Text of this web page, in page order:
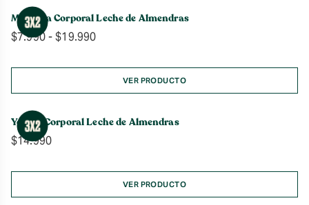
$20.990
Manteca Corporal Leche de Almendras
$7.990- $19.990Rango
precios:
desde
$7.990
$19.990
VER PRODUCTO
Yogurt Corporal Leche de Almendras
$14.990
VER PRODUCTO